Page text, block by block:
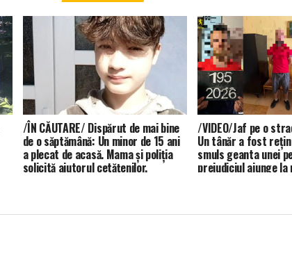
/ÎN CĂUTARE/ Dispărut de mai bine
de o săptămână: Un minor de 15 ani
a plecat de acasă. Mama și poliția
solicită ajutorul cetățenilor.
/VIDEO/Jaf pe o
Un tânăr a fost
smuls geanta unei
prejudiciul ajunge la